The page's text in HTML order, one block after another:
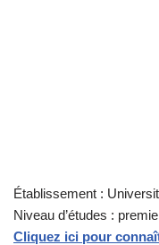
Établissement :
Niveau d’études :
Cliquez ici pour